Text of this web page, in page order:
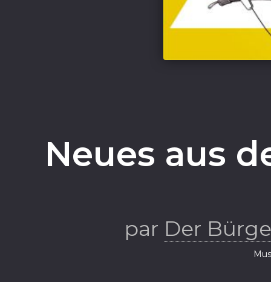
Neues aus
par Der